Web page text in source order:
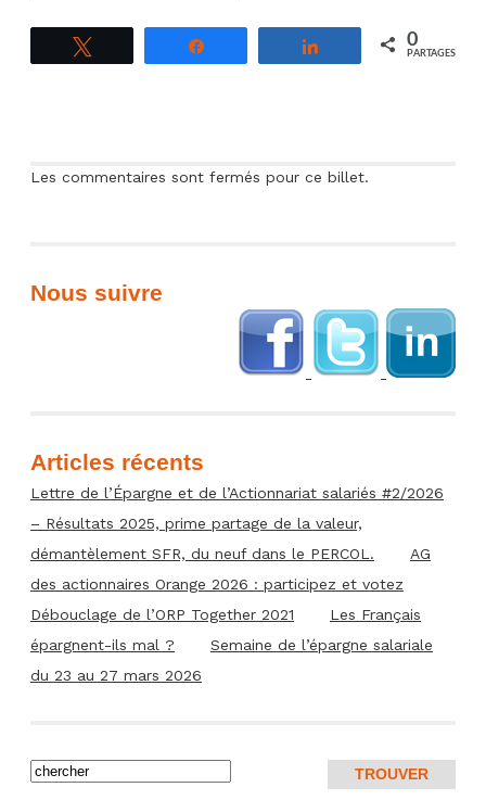
mai 2015 :
l'ADEAS vous
Partagez 0
PARTAGES
Les commentaires sont fermés pour ce billet.
Nous suivre
Articles récents
Lettre de l’Épargne et de l’Actionnariat salariés #2/2026
– Résultats 2025, prime partage de la valeur,
démantèlement SFR, du neuf dans le PERCOL.
AG
des actionnaires Orange 2026 : participez et votez
Débouclage de l’ORP Together 2021
Les Français
épargnent-ils mal ?
Semaine de l’épargne salariale
du 23 au 27 mars 2026